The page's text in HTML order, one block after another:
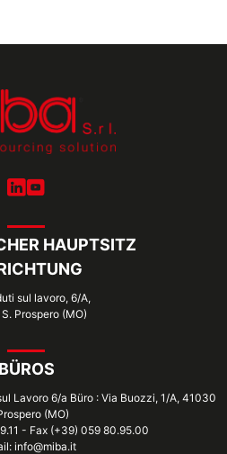
HAUPTSITZ
sul lavoro, 6/A,
Prospero (MO)
BÜROS
Lavoro 6/a Büro : Via Buozzi, 1/A, 41030
(MO)
- Fax (+39) 059 80.95.00
info@miba.it